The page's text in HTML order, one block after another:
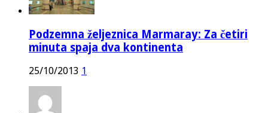
Podzemna željeznica Marmaray: Za četiri
minuta spaja dva kontinenta
25/10/2013 1